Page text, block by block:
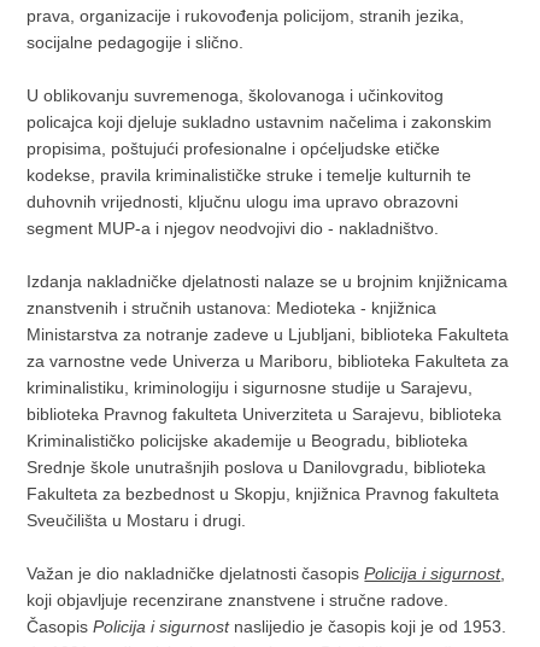
prava, organizacije i rukovođenja policijom, stranih jezika,
socijalne pedagogije i slično.
U oblikovanju suvremenoga, školovanoga i učinkovitog
policajca koji djeluje sukladno ustavnim načelima i zakonskim
propisima, poštujući profesionalne i općeljudske etičke
kodekse, pravila kriminalističke struke i temelje kulturnih te
duhovnih vrijednosti, ključnu ulogu ima upravo obrazovni
segment MUP-a i njegov neodvojivi dio - nakladništvo.
Izdanja nakladničke djelatnosti nalaze se u brojnim knjižnicama
znanstvenih i stručnih ustanova: Medioteka - knjižnica
Ministarstva za notranje zadeve u Ljubljani, biblioteka Fakulteta
za varnostne vede Univerza u Mariboru, biblioteka Fakulteta za
kriminalistiku, kriminologiju i sigurnosne studije u Sarajevu,
biblioteka Pravnog fakulteta Univerziteta u Sarajevu, biblioteka
Kriminalističko policijske akademije u Beogradu, biblioteka
Srednje škole unutrašnjih poslova u Danilovgradu, biblioteka
Fakulteta za bezbednost u Skopju, knjižnica Pravnog fakulteta
Sveučilišta u Mostaru i drugi.
Važan je dio nakladničke djelatnosti časopisPolicija i sigurnost,
koji objavljuje recenzirane znanstvene i stručne radove.
ČasopisPolicija i sigurnost naslijedio je časopis koji je od 1953.